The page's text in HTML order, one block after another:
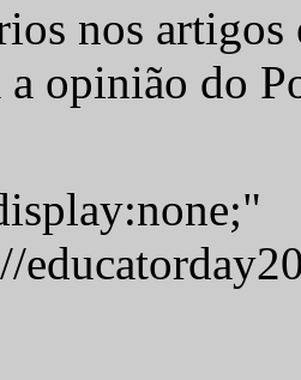
nos artigos
a opinião do